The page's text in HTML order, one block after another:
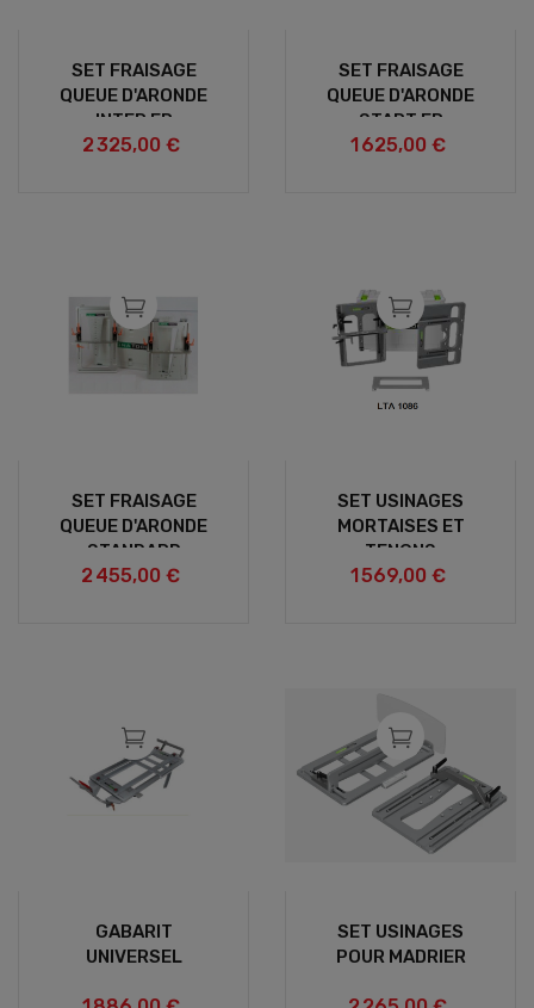
SET FRAISAGE
QUEUE D'ARONDE
INTER FR
2 325,00 €
SET FRAISAGE
QUEUE D'ARONDE
START FR
1 625,00 €
SET FRAISAGE
QUEUE D'ARONDE
STANDARD
2 455,00 €
SET USINAGES
MORTAISES ET
TENONS
1 569,00 €
GABARIT
UNIVERSEL
SET USINAGES
POUR MADRIER